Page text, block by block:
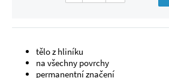
tělo z hliníku
na všechny povrchy
permanentní značení